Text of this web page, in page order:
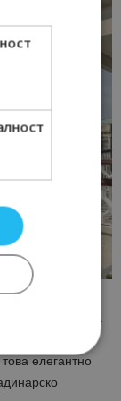
гледка
към
елегантно